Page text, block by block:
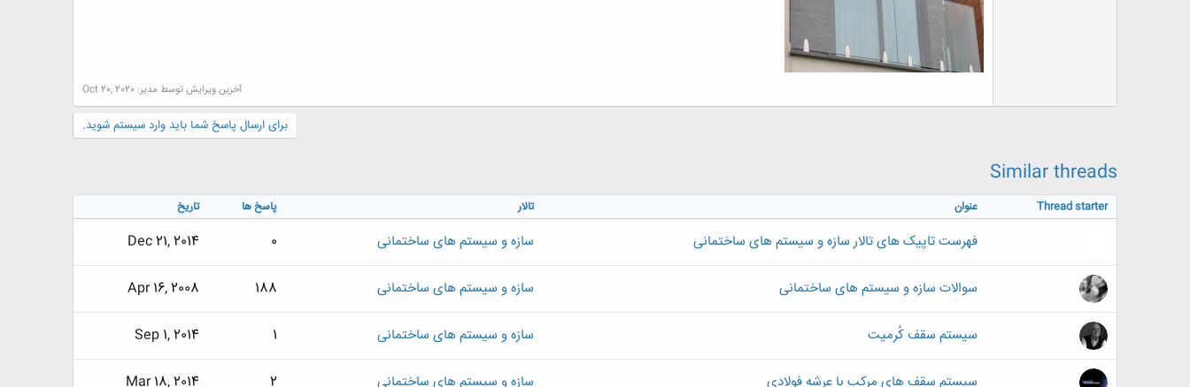
آخرین ویرایش توسط مدیر: Oct 20, 2020
برای ارسال پاسخ شما باید وارد سیستم شوید.
Similar threads
Thread starter عنوان تالار پاسخ ها تاریخ
فهرست تاپیک های تالار سازه و سیستم های ساختمانی سازه و سیستم های ساختمانی 0
Dec 21, 2014
سوالات سازه و سیستم های ساختمانی سازه و سیستم های ساختمانی 188
Apr 16, 2008
سیستم سقف کُرمیت سازه و سیستم های ساختمانی 1
Sep 1, 2014
سیستم سقف های مرکب با عرشه فولادی سازه و سیستم های ساختمانی 2
Mar 18, 2014